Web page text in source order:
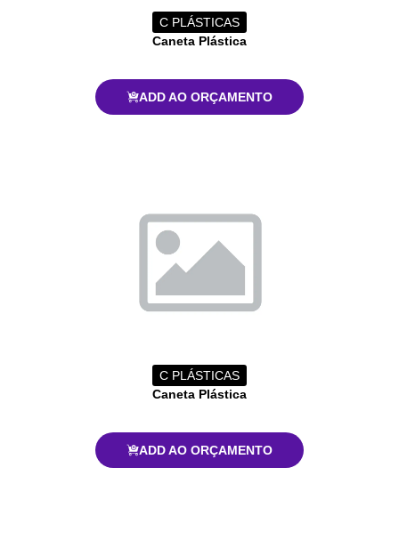
C PLÁSTICAS
Caneta Plástica
ADD AO ORÇAMENTO
C PLÁSTICAS
Caneta Plástica
ADD AO ORÇAMENTO